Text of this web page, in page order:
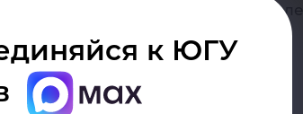
к ЮГУ
реальных бизнес-